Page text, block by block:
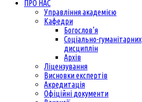
ПРО НАС
Управління академією
Кафедри
Богослов’я
Соціально-гуманітарних
дисциплін
Архів
Ліцензування
Висновки експертів
Акредитація
Офіційні документи